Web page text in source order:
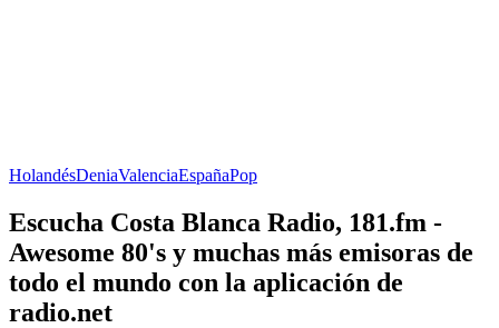
HolandésDeniaValenciaEspañaPop
Escucha Costa Blanca Radio, 181.fm -
Awesome 80's y muchas más emisoras de
todo el mundo con la aplicación de
radio.net